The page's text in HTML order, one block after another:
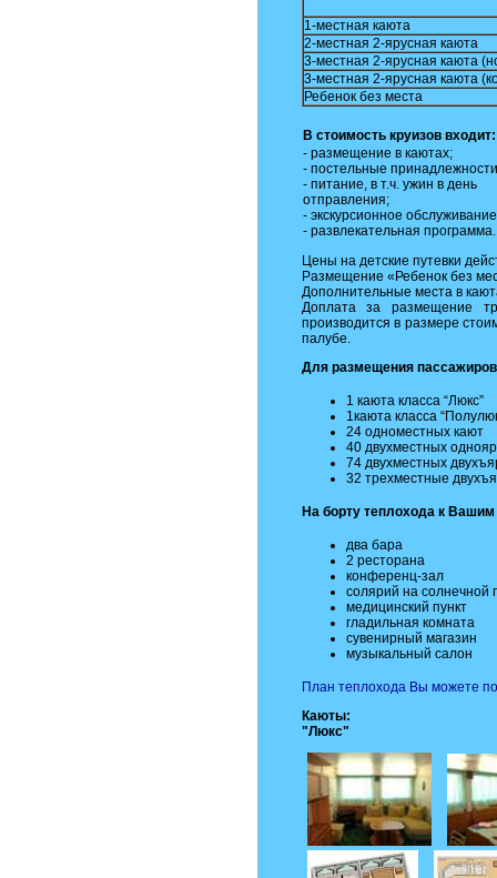
1-местная каюта
2-местная 2-ярусная каюта
3-местная 2-ярусная каюта
3-местная 2-ярусная каюта
Ребенок без места
В стоимость круизов входит:
- размещение в каютах;
- постельные
- питание, в т.ч. ужин в день
отправления;
- экскурсионное
- развлекательная программа.
Цены на детские путевки
Размещение «Ребенок без
Дополнительные места в
Доплата за размещение
производится в размере
палубе.
Для размещения
1 каюта класса “Люкс”
1каюта класса
24 одноместных кают
40 двухместных
74 двухместных
32 трехместные
На борту теплохода к
два бара
2 ресторана
конференц-зал
солярий на солнечной
медицинский пункт
гладильная комната
сувенирный магазин
музыкальный салон
План теплохода Вы можете
Каюты:
"Люкс"